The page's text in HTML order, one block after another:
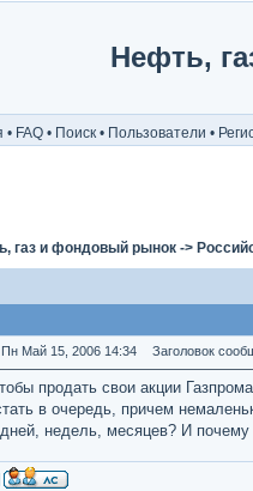
Нефть,
• FAQ • Поиск • Пользователи •
газ и фондовый рынок ->
Май 15, 2006 14:34 Заголовок
продать свои акции
в очередь, причем
недель, месяцев? И почему